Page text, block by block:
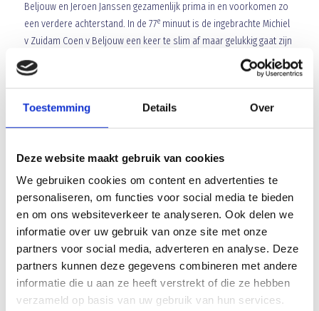
Toestemming Details Over
Deze website maakt gebruik van cookies
We gebruiken cookies om content en advertenties te
personaliseren, om functies voor social media te bieden
en om ons websiteverkeer te analyseren. Ook delen we
informatie over uw gebruik van onze site met onze
partners voor social media, adverteren en analyse. Deze
partners kunnen deze gegevens combineren met andere
informatie die u aan ze heeft verstrekt of die ze hebben
verzameld op basis van uw gebruik van hun services.
Beljouw en Jeroen Janssen gezamenlijk prima in en voorkomen zo
een verdere achterstand. In de 77eminuut is de ingebrachte Michiel
v Zuidam Coen v Beljouw een keer te slim af maar gelukkig gaat zijn
inzet op de paal. Francois Gesthuizen probeert middels wissels
nog iets te forceren en in de 79
minuut komt Dirk Kroon in het veld
voor Guus Peters. Dan volgen nog doldwaze 15 minuten. In de 83e
minuut zet Blauw Geel een snelle en mooie aanval op waarbij
uiteindelijk Sten v Vessem een prima voorzet geeft. Die voorzet
binnen geschoten: 3-2. De tijd lijkt in het nadeel van Blawu Geel te
werken maar Francois Gesthuizen kiest voor de dood of de
gladiolen eant in de 85 eminuut vervangt hij verdediger Stephan
Dekkers voor aanvaller Nicky Scheepers. De 90 minuut prijkt al op
het scorebord als UDI in 1 instantie nog ontsnapt. Een bal wordt
naar voren gepompt, twee keer doorgekopt alvorens Alexander
Mols op doel kopt. Zijn kopbal gaat via een UDI verdediger rakelings
over de lat en Blauw Geel rest nog een corner. Uit deze corner komt
de bal achterin bij de geheel vrijstaande Emiel vd Sanden die de bal